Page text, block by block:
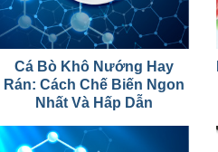
Cá Bò Khô Nướng Hay
Rán: Cách Chế Biến Ngon
Nhất Và Hấp Dẫn